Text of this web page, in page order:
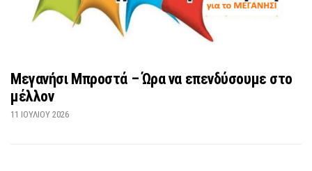
Μεγανήσι Μπροστά – Ώρα να επενδύσουμε στο
μέλλον
11 ΙΟΥΛΊΟΥ 2026